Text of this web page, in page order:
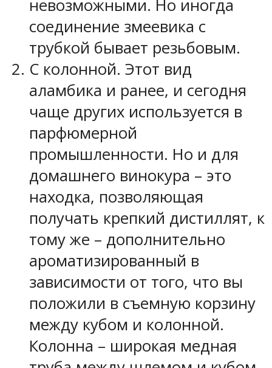
невозможными. Но иногда
соединение змеевика с
трубкой бывает резьбовым.
С колонной. Этот вид
аламбика и ранее, и сегодня
чаще других используется в
парфюмерной
промышленности. Но и для
домашнего винокура – это
находка, позволяющая
получать крепкий дистиллят, к
тому же – дополнительно
ароматизированный в
зависимости от того, что вы
положили в съемную корзину
между кубом и колонной.
Колонна – широкая медная